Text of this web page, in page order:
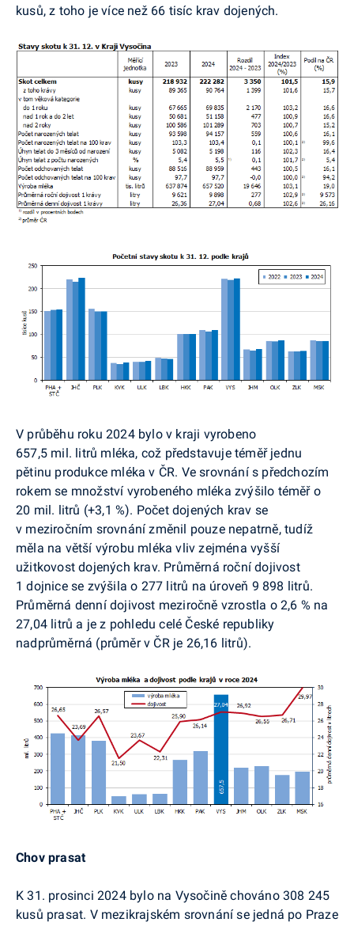
kusů, z toho je více než 66 tisíc krav dojených.
V průběhu roku 2024 bylo v kraji vyrobeno
657,5 mil. litrů mléka, což představuje téměř jednu
pětinu produkce mléka v ČR. Ve srovnání s předchozím
rokem se množství vyrobeného mléka zvýšilo téměř o
20 mil. litrů (+3,1 %). Počet dojených krav se
v meziročním srovnání změnil pouze nepatrně, tudíž
měla na větší výrobu mléka vliv zejména vyšší
užitkovost dojených krav. Průměrná roční dojivost
1 dojnice se zvýšila o 277 litrů na úroveň 9 898 litrů.
Průměrná denní dojivost meziročně vzrostla o 2,6 % na
27,04 litrů a je z pohledu celé České republiky
nadprůměrná (průměr v ČR je 26,16 litrů).
Chov prasat
K 31. prosinci 2024 bylo na Vysočině chováno 308 245
kusů prasat. V mezikrajském srovnání se jedná po Praze